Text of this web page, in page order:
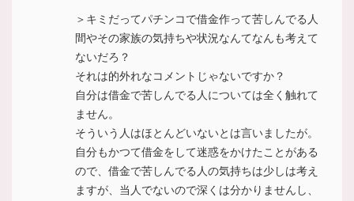
＞キミだってパチンコで借金作って苦しんでる人
間やその家族の気持ちや状況なんてなんも考えて
ないだろ？
それは的外れなコメントじゃないですか？
自分は借金で苦しんでる人については全く触れて
ません。
そういう人はほとんどいないとは言いましたが。
自分もかつて借金をして迷惑をかけたことがある
ので、借金で苦しんでる人の気持ちは少しは考え
ますが、当人でないので深くは分かりませんし、